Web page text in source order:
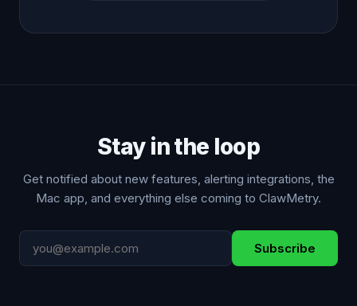
Stay in the loop
Get notified about new features, alerting integrations, the
Mac app, and everything else coming to ClawMetry.
Subscribe